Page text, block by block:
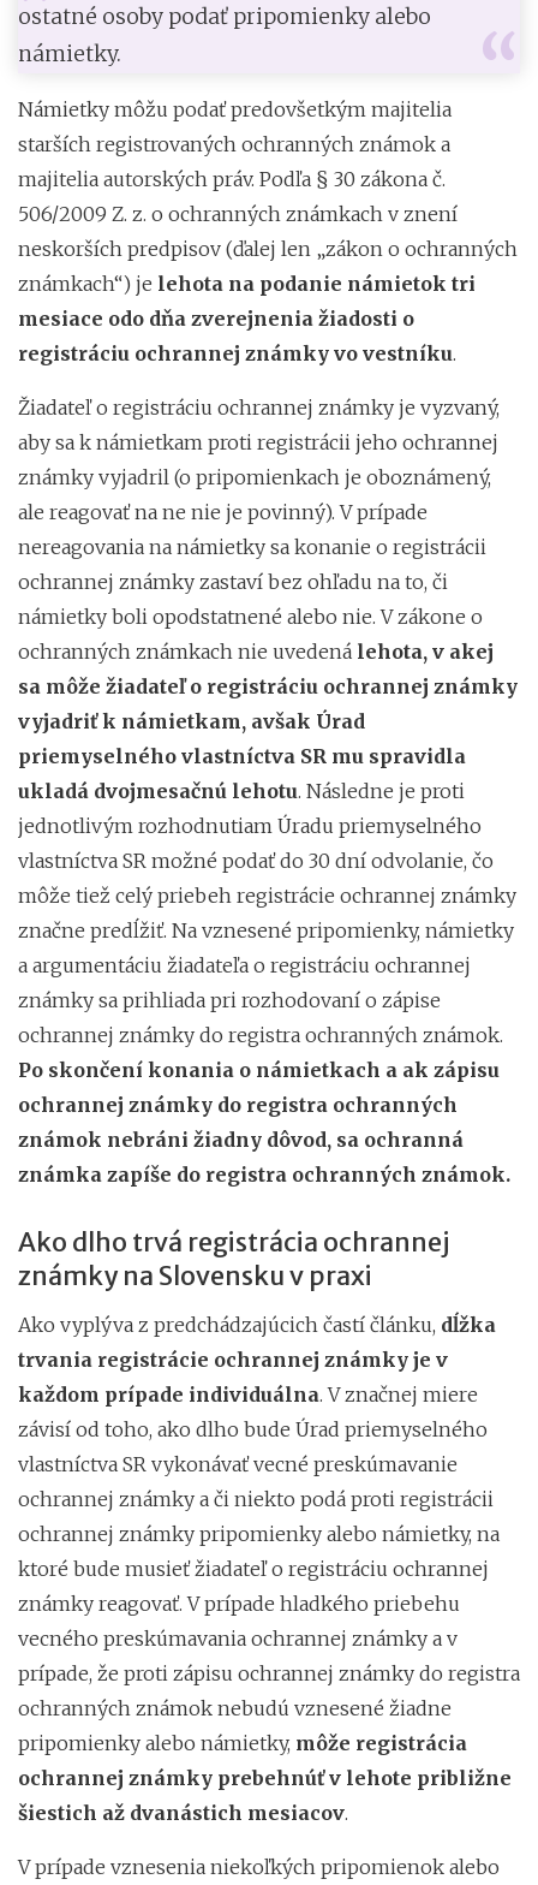
ostatné osoby podať pripomienky alebo
námietky.
Námietky môžu podať predovšetkým majitelia
starších registrovaných ochranných známok a
majitelia autorských práv. Podľa § 30 zákona č.
506/2009 Z. z. o ochranných známkach v znení
neskorších predpisov (ďalej len „zákon o ochranných
známkach“) je lehota na podanie námietok tri
mesiace odo dňa zverejnenia žiadosti o
registráciu ochrannej známky vo vestníku.
Žiadateľ o registráciu ochrannej známky je vyzvaný,
aby sa k námietkam proti registrácii jeho ochrannej
známky vyjadril (o pripomienkach je oboznámený,
ale reagovať na ne nie je povinný). V prípade
nereagovania na námietky sa konanie o registrácii
ochrannej známky zastaví bez ohľadu na to, či
námietky boli opodstatnené alebo nie. V zákone o
ochranných známkach nie uvedená lehota, v akej
sa môže žiadateľ o registráciu ochrannej známky
vyjadriť k námietkam, avšak Úrad
priemyselného vlastníctva SR mu spravidla
ukladá dvojmesačnú lehotu. Následne je proti
jednotlivým rozhodnutiam Úradu priemyselného
vlastníctva SR možné podať do 30 dní odvolanie, čo
môže tiež celý priebeh registrácie ochrannej známky
značne predĺžiť. Na vznesené pripomienky, námietky
a argumentáciu žiadateľa o registráciu ochrannej
známky sa prihliada pri rozhodovaní o zápise
ochrannej známky do registra ochranných známok.
Po skončení konania o námietkach a ak zápisu
ochrannej známky do registra ochranných
známok nebráni žiadny dôvod, sa ochranná
známka zapíše do registra ochranných známok.
Ako dlho trvá registrácia ochrannej
známky na Slovensku v praxi
Ako vyplýva z predchádzajúcich častí článku, dĺžka
trvania registrácie ochrannej známky je v
každom prípade individuálna. V značnej miere
závisí od toho, ako dlho bude Úrad priemyselného
vlastníctva SR vykonávať vecné preskúmavanie
ochrannej známky a či niekto podá proti registrácii
ochrannej známky pripomienky alebo námietky, na
ktoré bude musieť žiadateľ o registráciu ochrannej
známky reagovať. V prípade hladkého priebehu
vecného preskúmavania ochrannej známky a v
prípade, že proti zápisu ochrannej známky do registra
ochranných známok nebudú vznesené žiadne
pripomienky alebo námietky, môže registrácia
ochrannej známky prebehnúť v lehote približne
šiestich až dvanástich mesiacov.
V prípade vznesenia niekoľkých pripomienok alebo